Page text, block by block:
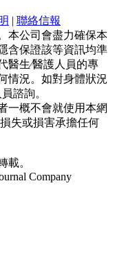
| 聯絡信報
本公司會盡力確保本
含保證該等資訊均準
醫生∕醫護人員的專
情況。如對身體狀況
諮詢。
一概不會就使用本網
失或損害承擔任何
載。
Company